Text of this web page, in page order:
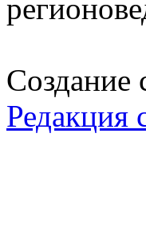
Создание
Редакция